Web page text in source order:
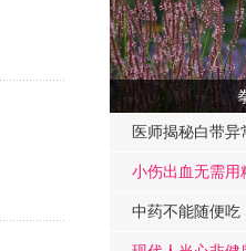
医师揭秘白带
小伤出血无需用
中药不能随便吃